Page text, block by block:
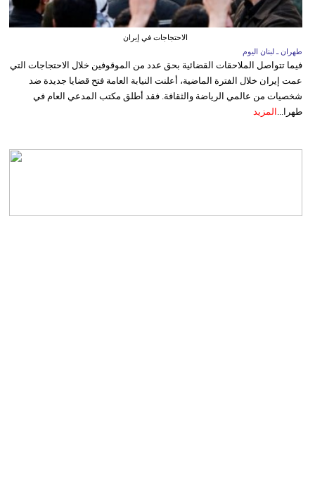
الاحتجاجات في إيران
طهران ـ لبنان اليوم
فيما تتواصل الملاحقات القضائية بحق عدد من الموقوفين خلال الاحتجاجات التي
عمت إيران خلال الفترة الماضية، أعلنت النيابة العامة فتح قضايا جديدة ضد
شخصيات من عالمي الرياضة والثقافة. فقد أطلق مكتب المدعي العام في
طهرا... المزيد